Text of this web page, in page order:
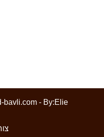
bavli.com - By:Elie